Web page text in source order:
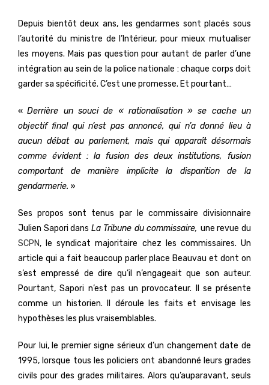
Depuis bientôt deux ans, les gendarmes sont placés sous
l’autorité du ministre de l’Intérieur, pour mieux mutualiser
les moyens. Mais pas question pour autant de parler d’une
intégration au sein de la police nationale : chaque corps doit
garder sa spécificité. C’est une promesse. Et pourtant…
«Derrière un souci de « rationalisation » se cache un
objectif final qui n’est pas annoncé, qui n’a donné lieu à
aucun débat au parlement, mais qui apparaît désormais
comme évident : la fusion des deux institutions, fusion
comportant de manière implicite la disparition de la
gendarmerie. »
Ses propos sont tenus par le commissaire divisionnaire
Julien Sapori dans La Tribune du commissaire, une revue du
SCPN, le syndicat majoritaire chez les commissaires. Un
article qui a fait beaucoup parler place Beauvau et dont on
s’est empressé de dire qu’il n’engageait que son auteur.
Pourtant, Sapori n’est pas un provocateur. Il se présente
comme un historien. Il déroule les faits et envisage les
hypothèses les plus vraisemblables.
Pour lui, le premier signe sérieux d’un changement date de
1995, lorsque tous les policiers ont abandonné leurs grades
civils pour des grades militaires. Alors qu’auparavant, seuls